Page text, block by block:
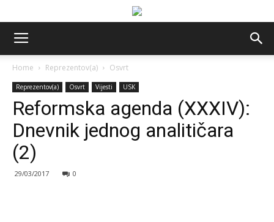
Home Reprezentov(a) Osvrt
Reprezentov(a) Osvrt Vijesti USK
Reformska agenda (XXXIV):
Dnevnik jednog analitičara
(2)
29/03/2017 0